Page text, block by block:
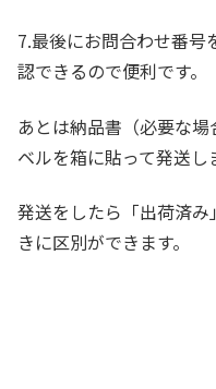
7.最後にお問合わせ番号
認できるので便利です。
あとは納品書（必要な
ベルを箱に貼って発送し
発送をしたら「出荷済
きに区別ができます。